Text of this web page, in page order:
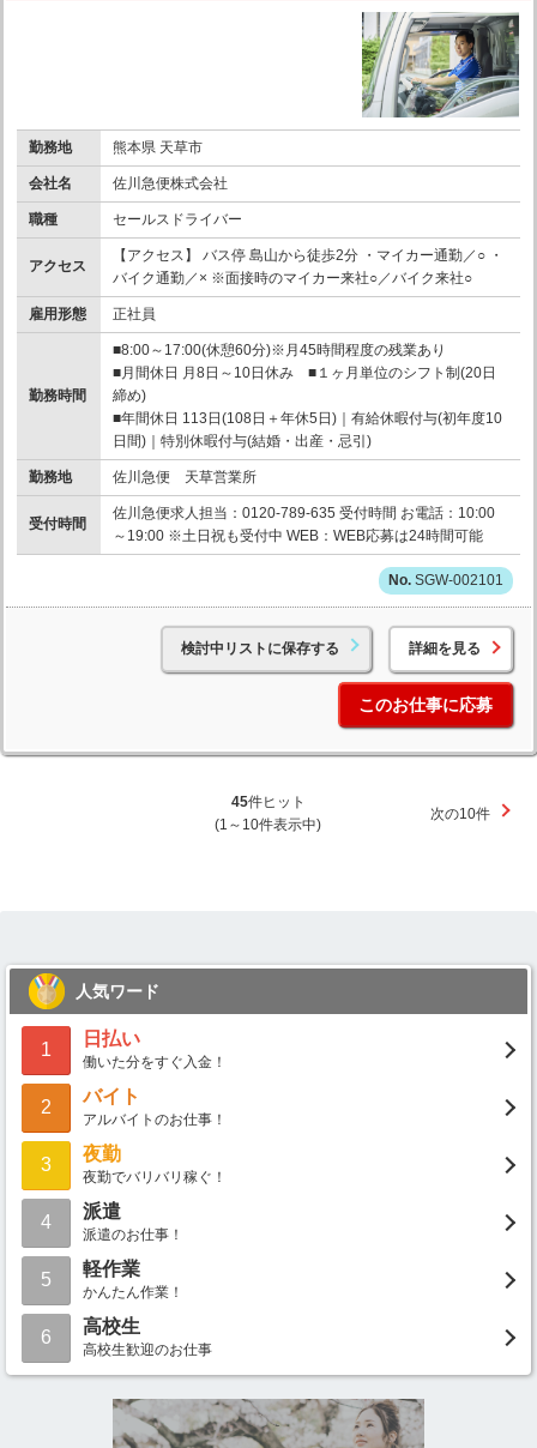
勤務地 熊本県 天草市
会社名 佐川急便株式会社
職種 セールスドライバー
アクセス
【アクセス】 バス停 島山から徒歩2分 ・マイカー通勤／○ ・
バイク通勤／× ※面接時のマイカー来社○／バイク来社○
雇用形態 正社員
勤務時間
■8:00～17:00(休憩60分)※月45時間程度の残業あり
■月間休日 月8日～10日休み ■１ヶ月単位のシフト制(20日
締め)
■年間休日 113日(108日＋年休5日)｜有給休暇付与(初年度10
日間)｜特別休暇付与(結婚・出産・忌引)
勤務地 佐川急便 天草営業所
受付時間
佐川急便求人担当：0120-789-635 受付時間 お電話：10:00
～19:00 ※土日祝も受付中 WEB：WEB応募は24時間可能
SGW-002101
検討中リストに保存する 詳細を見る
このお仕事に応募
45件ヒット
(1～10件表示中)
次の10件
人気ワード
1
日払い
働いた分をすぐ入金！
2
バイト
アルバイトのお仕事！
3
夜勤
夜勤でバリバリ稼ぐ！
4
派遣
派遣のお仕事！
5
軽作業
かんたん作業！
6
高校生
高校生歓迎のお仕事